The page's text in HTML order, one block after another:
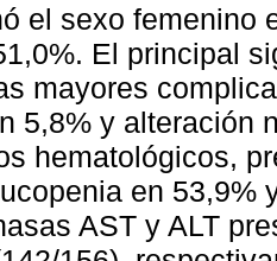
el sexo femenino
El principal
mayores
5,8% y alteración
hematológicos,
en 53,9%
AST y ALT